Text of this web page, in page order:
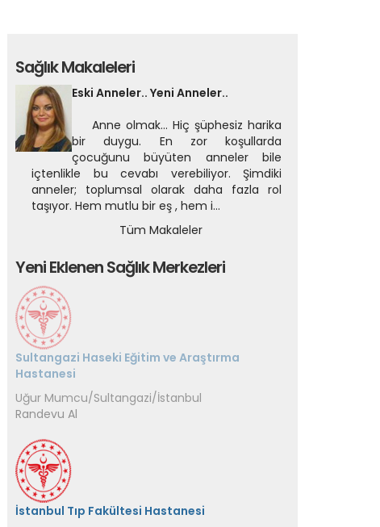
Sağlık Makaleleri
Eski Anneler.. Yeni Anneler..
Anne olmak… Hiç şüphesiz harika
bir duygu. En zor koşullarda
çocuğunu büyüten anneler bile
içtenlikle bu cevabı verebiliyor. Şimdiki
anneler; toplumsal olarak daha fazla rol
taşıyor. Hem mutlu bir eş , hem i...
Tüm Makaleler
Yeni Eklenen Sağlık Merkezleri
Sultangazi Haseki Eğitim ve Araştırma
Hastanesi
İstanbul Tıp Fakültesi Hastanesi
Çapa/Fatih/İstanbul
Randevu Al
Başakşehir Çam ve Sakura Şehir